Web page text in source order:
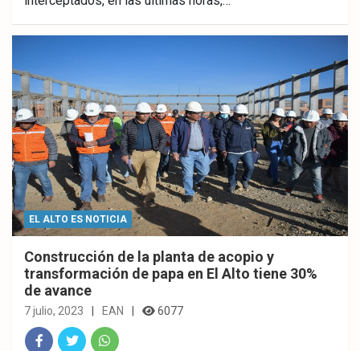
ebo
ok
er
sAp
p
EL ALTO ES NOTICIA
Construcción de la planta de acopio y
transformación de papa en El Alto tiene 30%
de avance
7 julio, 2023 EAN 6077